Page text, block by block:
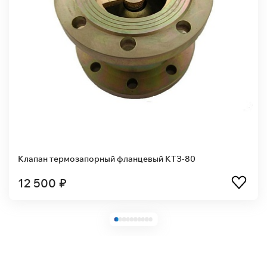
Клапан термозапорный фланцевый КТЗ-80
12 500 ₽